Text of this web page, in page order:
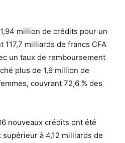
million de crédits pour un
117,7 milliards de francs CFA
un taux de remboursement
plus de 1,9 million de
couvrant 72,6 % des
nouveaux crédits ont été
à 4,12 milliards de